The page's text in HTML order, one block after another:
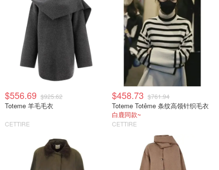
$556.69 $925.62
Toteme 羊毛毛衣
CETTIRE
$458.73 $761.94
Toteme Totême 条纹高领针织毛衣
白鹿同款~
CETTIRE